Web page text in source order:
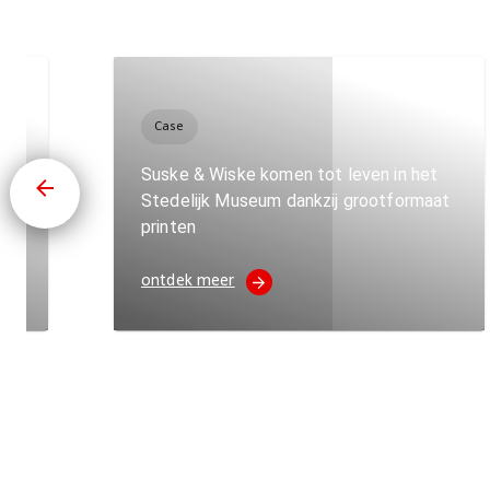
voor
Case
Suske & Wiske komen tot leven in het
Stedelijk Museum dankzij grootformaat
printen
ontdek meer